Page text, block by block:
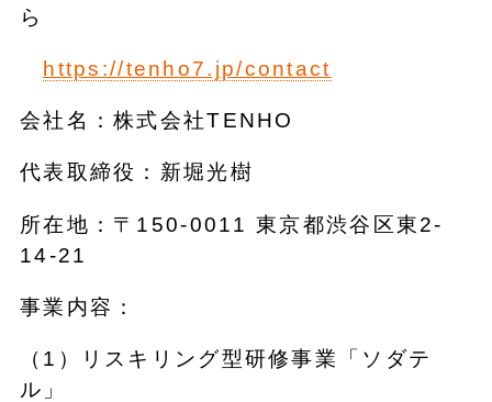
ら
https://tenho7.jp/contact
会社名：株式会社TENHO
代表取締役：新堀光樹
所在地：〒150-0011 東京都渋谷区東2-
14-21
事業内容：
（1）リスキリング型研修事業「ソダテ
ル」